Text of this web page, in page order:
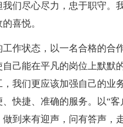
们尽心尽力，忠于职守。
喜悦。
作状态，以一名合格的合
己能在平凡的岗位上默默
我们更应该加强自己的业
快捷、准确的服务。以“
到来有迎声，问有答声，